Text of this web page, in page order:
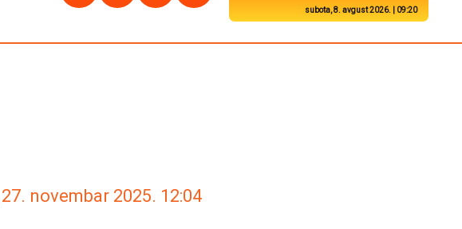
subota, 8. avgust 2026. | 09:20
novembar 2025. 12:04